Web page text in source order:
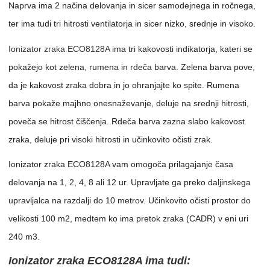
Naprva ima 2 načina delovanja in sicer samodejnega in ročnega,
ter ima tudi tri hitrosti ventilatorja in sicer nizko, srednje in visoko.
Ionizator zraka ECO8128A ima tri kakovosti indikatorja, kateri se
pokažejo kot zelena, rumena in rdeča barva. Zelena barva pove,
da je kakovost zraka dobra in jo ohranjajte ko spite. Rumena
barva pokaže majhno onesnaževanje, deluje na srednji hitrosti,
poveča se hitrost čiščenja. Rdeča barva zazna slabo kakovost
zraka, deluje pri visoki hitrosti in učinkovito očisti zrak.
Ionizator zraka ECO8128A vam omogoča prilagajanje časa
delovanja na 1, 2, 4, 8 ali 12 ur. Upravljate ga preko daljinskega
upravljalca na razdalji do 10 metrov. Učinkovito očisti prostor do
velikosti 100 m2, medtem ko ima pretok zraka (CADR) v eni uri
240 m3.
Ionizator zraka ECO8128A ima tudi: